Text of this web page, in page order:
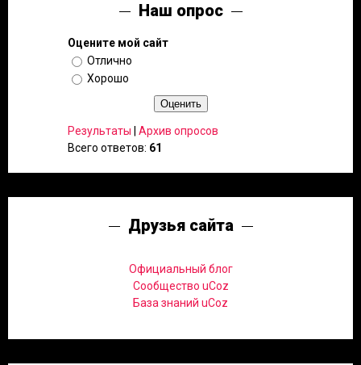
Наш опрос
Оцените мой сайт
Отлично
Хорошо
Результаты | Архив опросов
Всего ответов: 61
Друзья сайта
Официальный блог
Сообщество uCoz
База знаний uCoz